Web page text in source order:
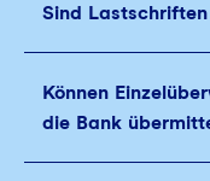
Sind
Können
die Bank